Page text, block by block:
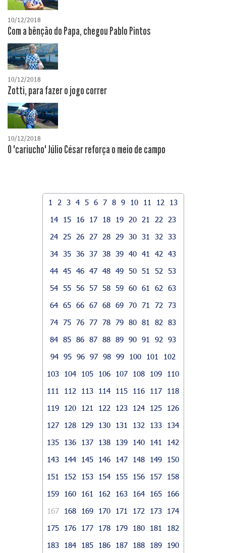
10/12/2018
Com a bênção do Papa, chegou Pablo Pintos
10/12/2018
Zotti, para fazer o jogo correr
10/12/2018
O "cariucho" Júlio César reforça o meio de campo
1 2 3 4 5 6 7 8 9 10 11 12
13
14
15 16 17 18 19 20 21 22
23
24
25 26 27 28 29 30 31 32
33
34 35 36 37 38 39 40 41 42
43
44 45 46 47 48 49 50 51 52
53
54 55 56 57 58 59 60 61 62
63
64 65 66 67 68 69 70 71 72
73
74 75 76 77 78 79 80 81 82
83
84 85 86 87 88 89 90 91 92
93
94 95 96 97 98 99 100 101
102
103
104 105 106 107 108 109
110
111
112 113 114 115 116 117
118
119
120 121 122 123 124 125
126
127
128 129 130 131 132 133
134
135
136 137 138 139 140 141
142
143
144 145 146 147 148 149
150
151
152 153 154 155 156 157
158
159
160 161 162 163 164 165
166
167
168 169 170 171 172 173
174
175
176 177 178 179 180 181
182
183
184 185 186 187 188 189
190